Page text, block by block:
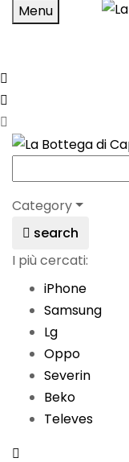
Menu
Category
search
I più cercati:
iPhone
Samsung
Lg
Oppo
Severin
Beko
Televes